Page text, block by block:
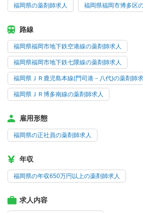
福岡県の薬剤師求人 福岡県福岡市博多区
路線
福岡県福岡市地下鉄空港線の薬剤師求人
福岡県福岡市地下鉄七隈線の薬剤師求人
福岡県ＪＲ鹿児島本線(門司港－八代)の薬剤師
福岡県ＪＲ博多南線の薬剤師求人
雇用形態
福岡県の正社員の薬剤師求人
年収
福岡県の年収650万円以上の薬剤師求人
求人内容